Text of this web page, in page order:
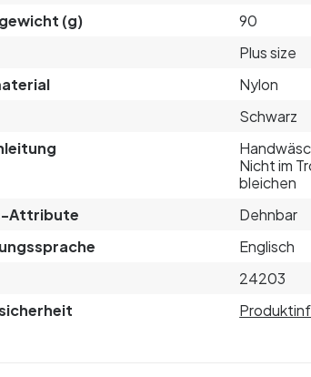
(g)
90
Plus size
Nylon
Schwarz
Nicht im
bleichen
Attribute
Dehnbar
Englisch
24203